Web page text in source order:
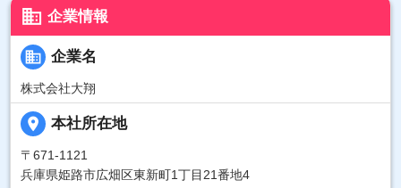
business 企業情報
business 企業名
株式会社大翔
place 本社所在地
〒671-1121
兵庫県姫路市広畑区東新町1丁目21番地4